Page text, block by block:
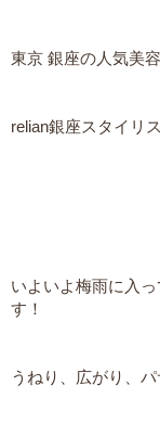
東京 銀座の人気美
relian銀座スタイリ
いよいよ梅雨に入
す！
うねり、広がり、